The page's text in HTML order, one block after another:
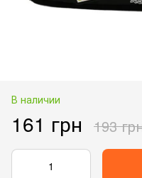
В наличии
161 грн 193